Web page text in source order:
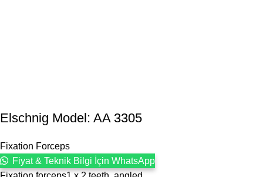
Elschnig Model: AA 3305
Fixation Forceps
Fiyat & Teknik Bilgi İçin WhatsApp